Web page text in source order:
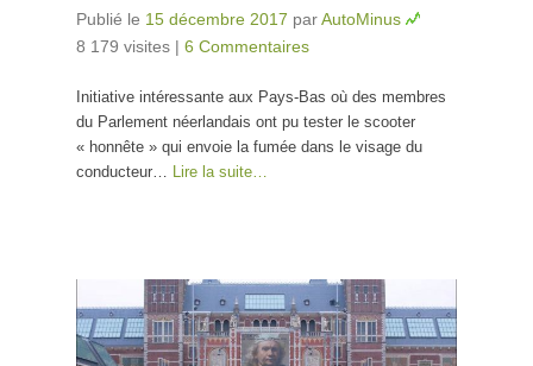
Publié le 15 décembre 2017 parAutoMinus
8 179 visites | 6 Commentaires
Initiative intéressante aux Pays-Bas où des membres
du Parlement néerlandais ont pu tester le scooter
« honnête » qui envoie la fumée dans le visage du
conducteur… Lire la suite…